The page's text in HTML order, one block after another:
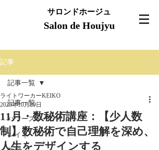
サロンドホージュ
Salon de Houjyu
記事
記事一覧
パワーストーン
レイキ
記事一覧
11月・数秘術講座：【少人数
制】数秘術で自己理解を深め、
人生をデザインする
ライトワーカーKEIKO
2025年10月29日